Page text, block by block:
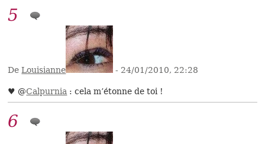
5
DeLouisianne - 24/01/2010, 22:28
♥ @Calpurnia : cela m’étonne de toi !
6